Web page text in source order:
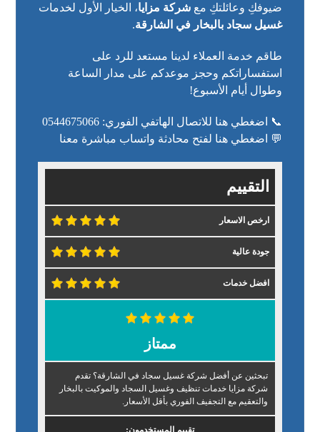
ضيوفكِ وعائلتكِ معشركة مزايا، الخيار الأول لخدمات
غسيل سجاد بالبخار في الشارقة.
طاقم خدمة العملاء لدينا مستعد للرد على
استفساراتكم وحجز موعدكم على مدار الساعة
وطوال أيام الأسبوع!
📞 اضغطي هنا للاتصال الهاتفي الفوري: 0544675066
💬 اضغطي هنا لفتح محادثة واتساب مباشرة معنا
التقييم
ارخص الاسعار
جودة عالية
افضل خدمات
ممتاز
تبحثين عن أفضل شركة غسيل سجاد في الشارقة؟ تقدم
شركة مزايا خدمات تنظيف وغسيل السجاد والموكيت بالبخار
والتعقيم مع التجفيف الفوري بأقل الأسعار.